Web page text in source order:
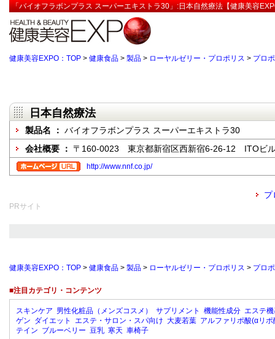
「バイオフラボンプラス スーパーエキストラ30」:日本自然療法【健康美容
健康美容EXPO：TOP > 健康食品 > 製品 > ローヤルゼリー・プロポリス > プロ
日本自然療法
製品名 ： バイオフラボンプラス スーパーエキストラ30
会社概要 ： 〒160-0023 東京都新宿区西新宿6-26-12 ITOビ
http://www.nnf.co.jp/
プ
PRサイト
健康美容EXPO：TOP > 健康食品 > 製品 > ローヤルゼリー・プロポリス > プロ
■注目カテゴリ・コンテンツ
スキンケア 男性化粧品（メンズコスメ） サプリメント 機能性成分 エステ
ゲン ダイエット エステ・サロン・スパ向け 大麦若葉 アルファリポ酸(αリポ
テイン ブルーベリー 豆乳 寒天 車椅子